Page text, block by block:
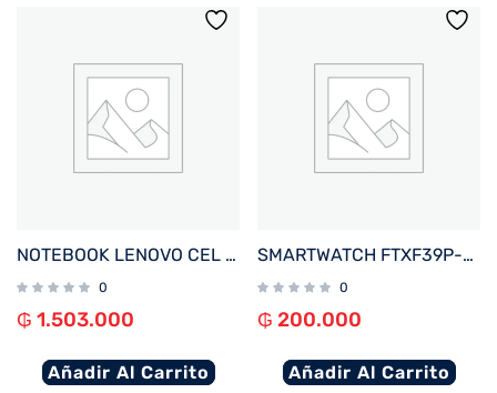
NOTEBOOK LENOVO CEL IDEAPAD 1 82LV0075US 1.1%2F4%2F128EMMC%2FW11S%2F14%22 HD%2FGRIS
0
₲ 1.503.000
Añadir Al Carrito
SMARTWATCH FTXF39P-RGOR 42MM ROSE GOLD%2FNARANJA ANDROID%2FIOS%2FBT%2FFREC. CARD%2FNOTIFICACIONES
0
₲ 200.000
Añadir Al Carrito